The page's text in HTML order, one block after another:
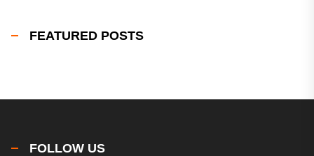
FEATURED POSTS
FOLLOW US